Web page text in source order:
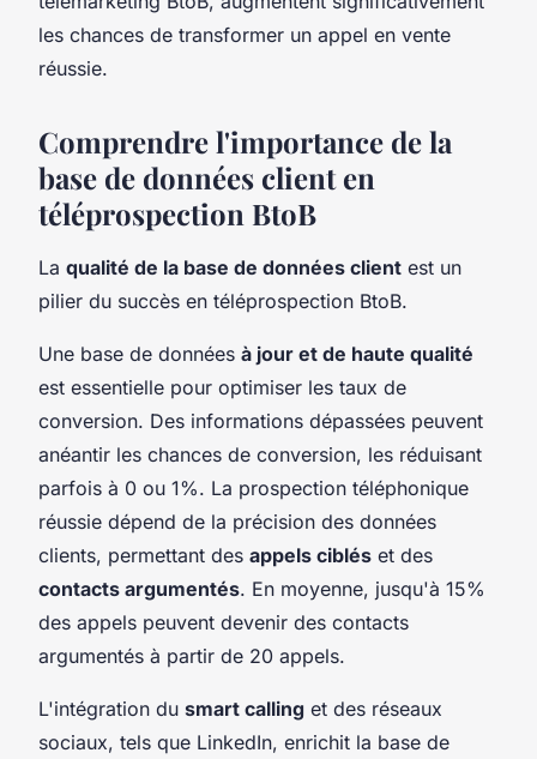
les chances de transformer un appel en vente
réussie.
Comprendre l'importance de la
base de données client en
téléprospection BtoB
La qualité de la base de données client est un
pilier du succès en téléprospection BtoB.
Une base de données à jour et de haute qualité
est essentielle pour optimiser les taux de
conversion. Des informations dépassées peuvent
anéantir les chances de conversion, les réduisant
parfois à 0 ou 1%. La prospection téléphonique
réussie dépend de la précision des données
clients, permettant des appels ciblés et des
contacts argumentés. En moyenne, jusqu'à 15%
des appels peuvent devenir des contacts
argumentés à partir de 20 appels.
L'intégration du smart calling et des réseaux
sociaux, tels que LinkedIn, enrichit la base de